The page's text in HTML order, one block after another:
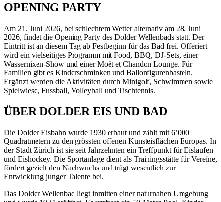
OPENING PARTY
Am 21. Juni 2026, bei schlechtem Wetter alternativ am 28. Juni
2026, findet die Opening Party des Dolder Wellenbads statt. Der
Eintritt ist an diesem Tag ab Festbeginn für das Bad frei. Offeriert
wird ein vielseitiges Programm mit Food, BBQ, DJ-Sets, einer
Wassernixen-Show und einer Moët et Chandon Lounge. Für
Familien gibt es Kinderschminken und Ballonfigurenbasteln.
Ergänzt werden die Aktivitäten durch Minigolf, Schwimmen sowie
Spielwiese, Fussball, Volleyball und Tischtennis.
ÜBER DOLDER EIS UND BAD
Die Dolder Eisbahn wurde 1930 erbaut und zählt mit 6’000
Quadratmetern zu den grössten offenen Kunsteisflächen Europas. In
der Stadt Zürich ist sie seit Jahrzehnten ein Treffpunkt für Eislaufen
und Eishockey. Die Sportanlage dient als Trainingsstätte für Vereine,
fördert gezielt den Nachwuchs und trägt wesentlich zur
Entwicklung junger Talente bei.
Das Dolder Wellenbad liegt inmitten einer naturnahen Umgebung